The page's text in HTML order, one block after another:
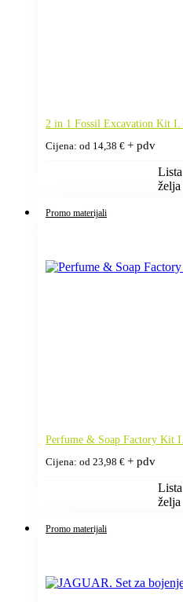
2 in 1 Fossil Excavation Kit I.
Cijena: od 14,38 € + pdv
Lista
želja
Promo materijali
Perfume & Soap Factory Kit
Cijena: od 23,98 € + pdv
Lista
želja
Promo materijali